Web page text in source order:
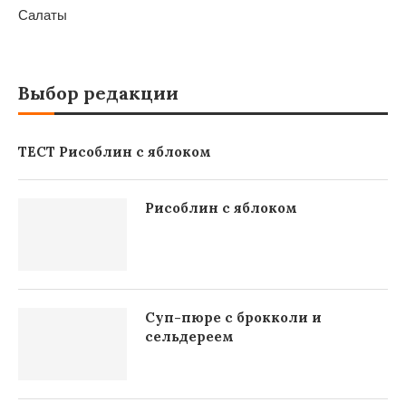
Салаты
Выбор редакции
ТЕСТ Рисоблин с яблоком
Рисоблин с яблоком
Суп-пюре с брокколи и
сельдереем